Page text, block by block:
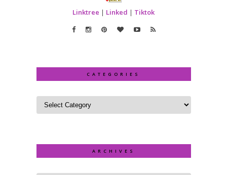
Linktree | Linked | Tiktok
CATEGORIES
ARCHIVES